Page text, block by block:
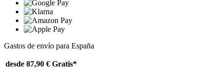
Gastos de envío para España
desde 87,90 € Gratis*